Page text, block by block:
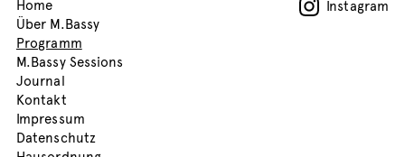
Home
Über M.Bassy
Programm
M.Bassy Sessions
Journal
Kontakt
Impressum
Datenschutz
Instagram